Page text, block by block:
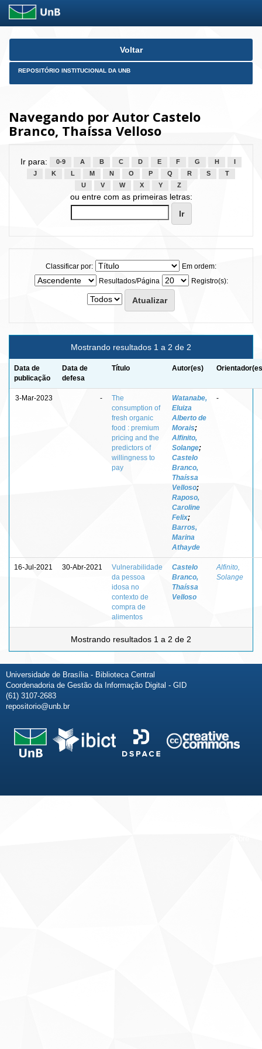
Skip
Voltar
REPOSITÓRIO INSTITUCIONAL DA UNB
Navegando por Autor Castelo
Branco, Thaíssa Velloso
Ir para: 0-9 A B C D E F G H
J
K L M N O P Q R S
T
U
V W X Y Z
ou entre com as primeiras letras:
Classificar por:
Em ordem:
Resultados/Página
Registro(s):
Mostrando resultados 1 a 2 de 2
Data de
publicação
Data de
defesa
Título Autor(es)
3-Mar-2023 -
The
consumption of
fresh organic
food : premium
pricing and the
predictors of
willingness to
pay
Watanabe,
Eluiza
Alberto de
Morais;
Alfinito,
Solange;
Castelo
Branco,
Thaíssa
Velloso;
Raposo,
Caroline
Felix;
Barros,
Marina
Athayde
-
16-Jul-2021 30-Abr-2021
Vulnerabilidade
da pessoa
idosa no
contexto de
compra de
alimentos
Castelo
Branco,
Thaíssa
Velloso
Alfinito,
Solange
Mostrando resultados 1 a 2 de 2
Universidade de Brasília - Biblioteca Central
Coordenadoria de Gestão da Informação Digital - GID
(61) 3107-2683
repositorio@unb.br